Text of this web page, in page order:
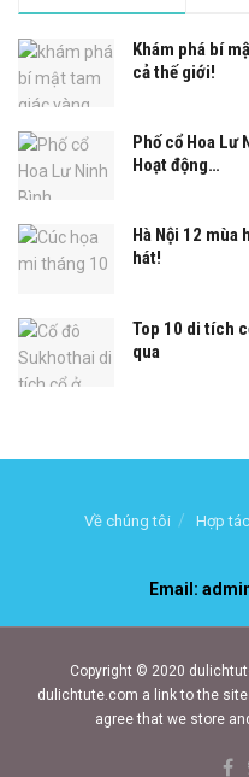
Khám phá bí
cả thế giới!
Phố cổ Hoa Lư
Hoạt động…
Hà Nội 12
hát!
Top 10 di tích
qua
Về chúng tôi Hợp
Email:
Copyright © 2020
dulichtute.com a link to the
agree that we store